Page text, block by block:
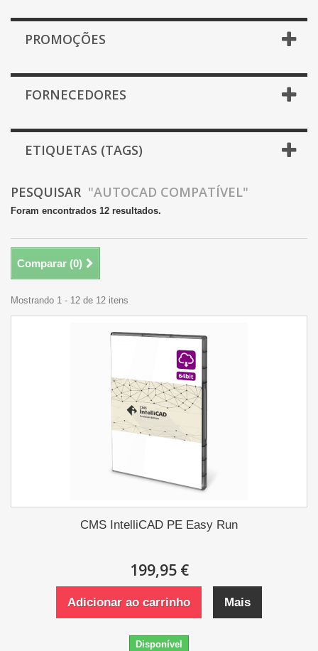
PROMOÇÕES
FORNECEDORES
ETIQUETAS (TAGS)
PESQUISAR "AUTOCAD COMPATÍVEL"
Foram encontrados 12 resultados.
Comparar (0)
Mostrando 1 - 12 de 12 itens
CMS IntelliCAD PE Easy Run
199,95 €
Adicionar ao carrinho Mais
Disponível